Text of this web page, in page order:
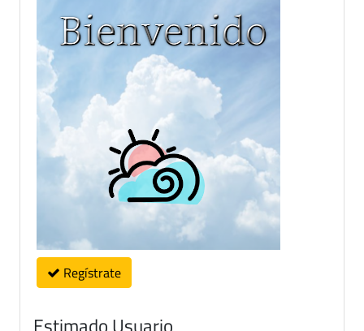
Regístrate
Estimado Usuario